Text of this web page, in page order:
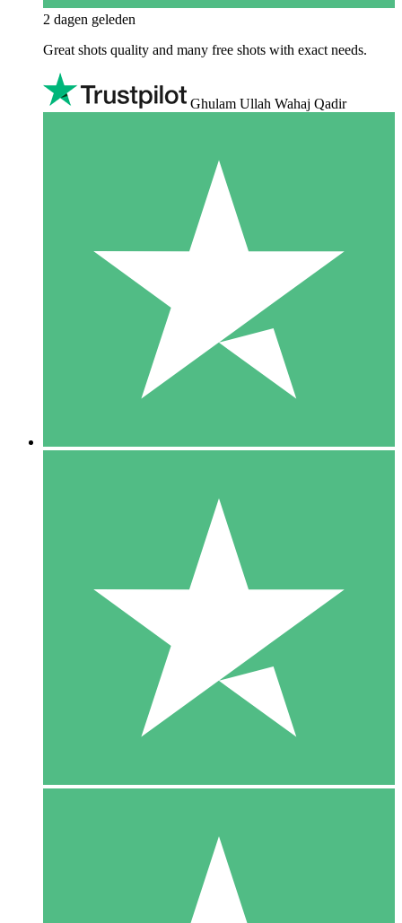
2 dagen geleden
Great shots quality and many free shots with exact needs.
Ghulam Ullah Wahaj Qadir